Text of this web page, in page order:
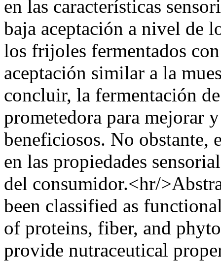
en las características
baja aceptación a nivel de
los frijoles fermentados
aceptación similar a la
concluir, la fermentación
prometedora para mejorar
beneficiosos. No obstante,
en las propiedades
del consumidor.<hr/
been classified as
of proteins, fiber, and
provide nutraceutical